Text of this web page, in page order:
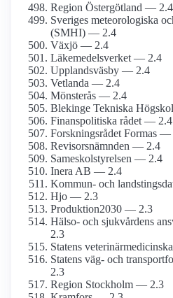
Region Östergötland — 2.4
Sveriges meteorologiska
(SMHI) — 2.4
Växjö — 2.4
Läkemedelsverket — 2.4
Upplandsväsby — 2.4
Vetlanda — 2.4
Mönsterås — 2.4
Blekinge Tekniska
Finanspolitiska rådet — 2.4
Forskningsrådet Formas —
Revisorsnämnden — 2.4
Sameskolstyrelsen — 2.4
Inera AB — 2.4
Kommun- och
Hjo — 2.3
Produktion2030 — 2.3
Hälso- och sjukvårdens
2.3
Statens
Statens väg- och
2.3
Region Stockholm — 2.3